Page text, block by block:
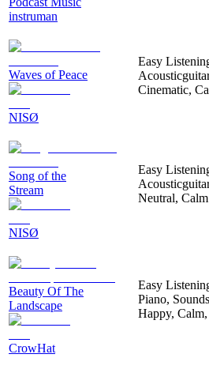
instruman
Waves of Peace
NISØ
Easy
Cinematic,
Song of the
Stream
NISØ
Easy
Neutral, Calm
Beauty Of The
Landscape
CrowHat
Easy
Piano,
Happy, Calm,